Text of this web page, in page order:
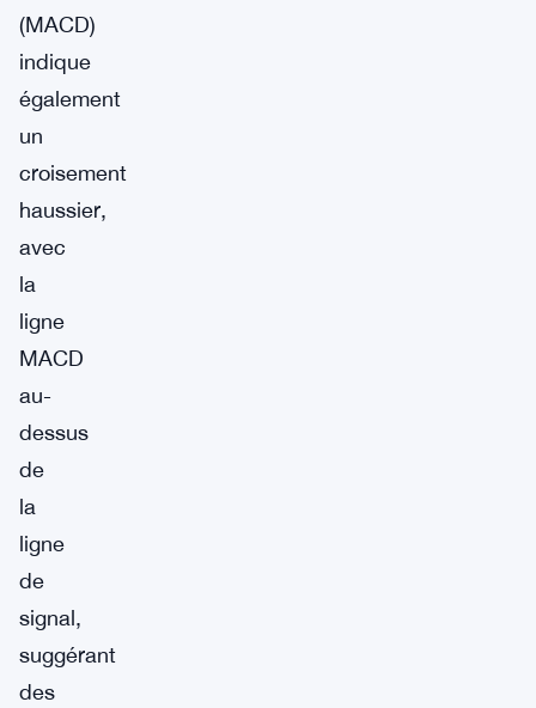
(MACD)
indique
également
un
croisement
haussier,
avec
la
ligne
MACD
au-
dessus
de
la
ligne
de
signal,
suggérant
des